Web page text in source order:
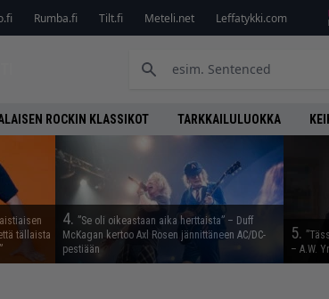
Rumba.fi Tilt.fi Meteli.net Leffatykki.com
ROCKIN KLASSIKOT TARKKAILULUOKKA
tällaista
4. ”Se oli oikeastaan aika herttaista” – Duff
McKagan kertoo Axl Rosen jännittäneen AC/DC-
pestiään
5.
– A.W.